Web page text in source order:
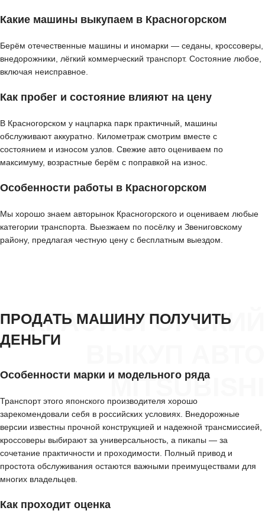
Какие машины выкупаем в Красногорском
Берём отечественные машины и иномарки — седаны, кроссоверы,
внедорожники, лёгкий коммерческий транспорт. Состояние любое,
включая неисправное.
Как пробег и состояние влияют на цену
В Красногорском у нацпарка парк практичный, машины
обслуживают аккуратно. Километраж смотрим вместе с
состоянием и износом узлов. Свежие авто оцениваем по
максимуму, возрастные берём с поправкой на износ.
Особенности работы в Красногорском
Мы хорошо знаем авторынок Красногорского и оцениваем любые
категории транспорта. Выезжаем по посёлку и Звениговскому
району, предлагая честную цену с бесплатным выездом.
КРАСНОГОРСКИЙ
MITSUBISHI
ПРОДАТЬ МАШИНУ ПОЛУЧИТЬ
ДЕНЬГИ
Особенности марки и модельного ряда
Транспорт этого японского производителя хорошо
зарекомендовали себя в российских условиях. Внедорожные
версии известны прочной конструкцией и надежной трансмиссией,
кроссоверы выбирают за универсальность, а пикапы — за
сочетание практичности и проходимости. Полный привод и
простота обслуживания остаются важными преимуществами для
многих владельцев.
Как проходит оценка